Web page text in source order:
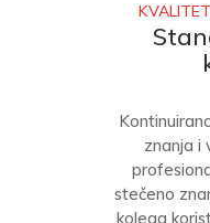
znanja i
stečeno
kolega